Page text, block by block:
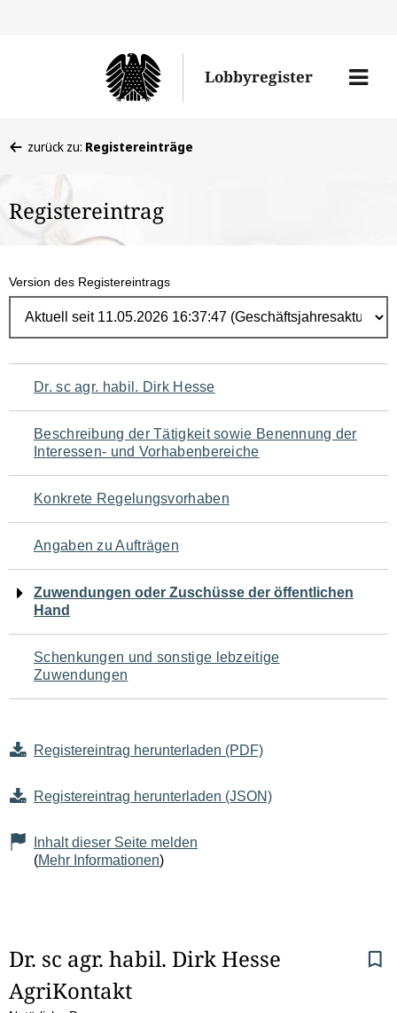
Lobbyregister
Menü
befinden
hier:
zurück zu: Registereinträge
Registereintrag
Version des Registereintrags
Navigation
für
den
Seiteninhalt
Dr. sc agr. habil. Dirk Hesse
Beschreibung der Tätigkeit sowie Benennung der
Interessen- und Vorhabenbereiche
Konkrete Regelungsvorhaben
Angaben zu Aufträgen
Zuwendungen oder Zuschüsse der öffentlichen
Hand
Schenkungen und sonstige lebzeitige
Zuwendungen
Registereintrag herunterladen (PDF)
Registereintrag herunterladen (JSON)
Inhalt dieser Seite melden
(Mehr Informationen)
S
e
Dr. sc agr. habil. Dirk Hesse
AgriKontakt